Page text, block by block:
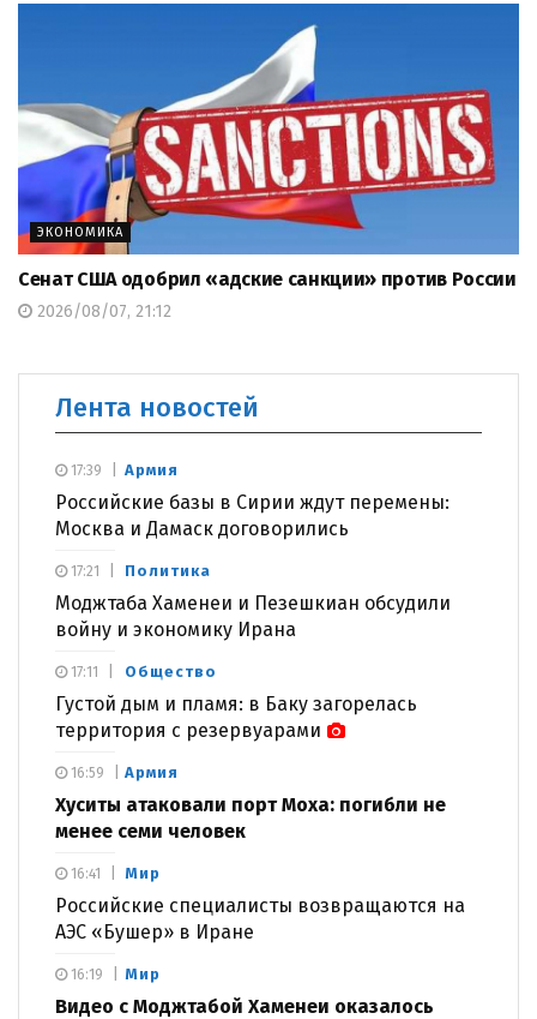
ЭКОНОМИКА
Сенат США одобрил «адские санкции» против России
2026/08/07, 21:12
Лента новостей
Армия
Российские базы в Сирии ждут перемены:
Москва и Дамаск договорились
17:39
Политика
Моджтаба Хаменеи и Пезешкиан обсудили
войну и экономику Ирана
17:21
Общество
Густой дым и пламя: в Баку загорелась
территория с резервуарами
17:11
Армия
Хуситы атаковали порт Моха: погибли не
менее семи человек
16:59
Мир
Российские специалисты возвращаются на
АЭС «Бушер» в Иране
16:41
Мир
Видео с Моджтабой Хаменеи оказалось
16:19